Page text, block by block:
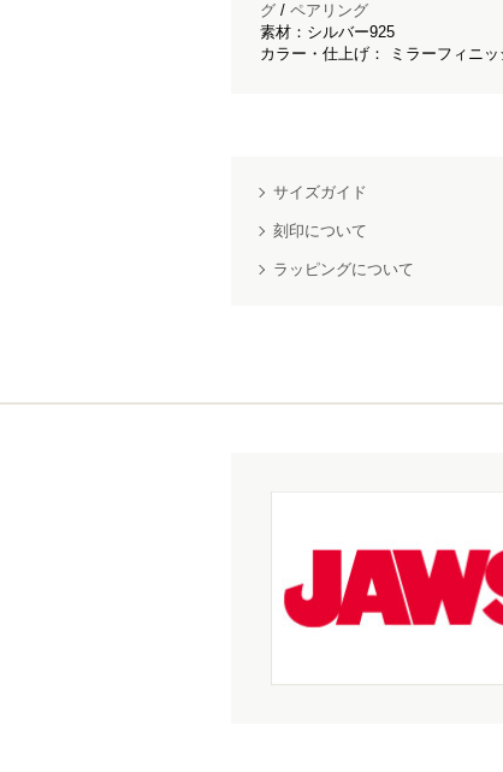
グ / ペアリング
素材：シルバー925
カラー・仕上げ： ミラーフィニ
サイズガイド
刻印について
ラッピングについて